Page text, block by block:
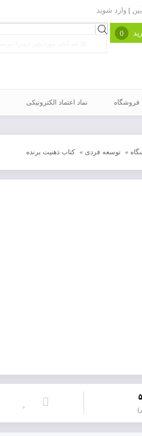
| وارد شوید
0
فروشگاه نماد اعتماد الکترونیکی
» توسعه فردی » کتاب ذهنیت برنده